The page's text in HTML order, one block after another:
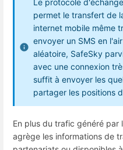
Le protocole
permet le transfert de
internet mobile même
envoyer un SMS en
aléatoire, SafeSky
avec une connexion
suffit à envoyer les
partager les positions
En plus du trafic généré par
agrège les informations de